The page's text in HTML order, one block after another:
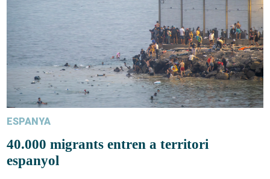
ESPANYA
40.000 migrants entren a territori
espanyol